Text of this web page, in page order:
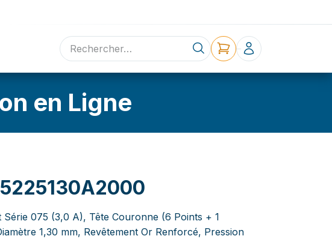
en ligne Contact
en Ligne
Série 075 (3,0 A), Tête Couronne (6 Points + 1
1,30 mm, Revêtement Or Renforcé, Pression